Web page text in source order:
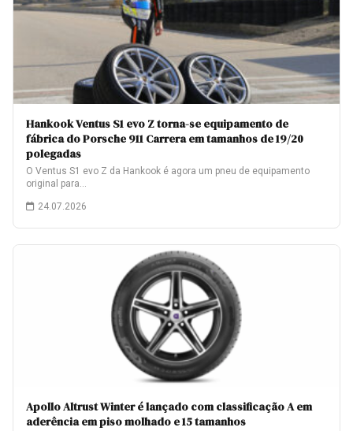
Hankook Ventus S1 evo Z torna-se equipamento de
fábrica do Porsche 911 Carrera em tamanhos de 19/20
polegadas
O Ventus S1 evo Z da Hankook é agora um pneu de equipamento
original para…
24.07.2026
Apollo Altrust Winter é lançado com classificação A em
aderência em piso molhado e 15 tamanhos